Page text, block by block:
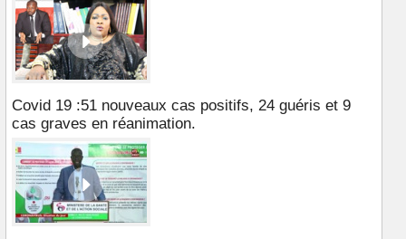
Covid 19 :51 nouveaux cas positifs, 24 guéris et 9
cas graves en réanimation.